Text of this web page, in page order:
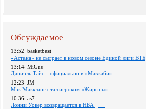
Обсуждаемое
13:52 basketbest
«Астана» не сыграет в новом сезоне Единой лиги ВТБ
13:14 MiGus
Даниэль Тайс - официально в «Маккаби»
12:23 JM
Мэк Маккланг стал игроком «Жироны»
10:36 as7
Лонни Уокер возвращается в НБА